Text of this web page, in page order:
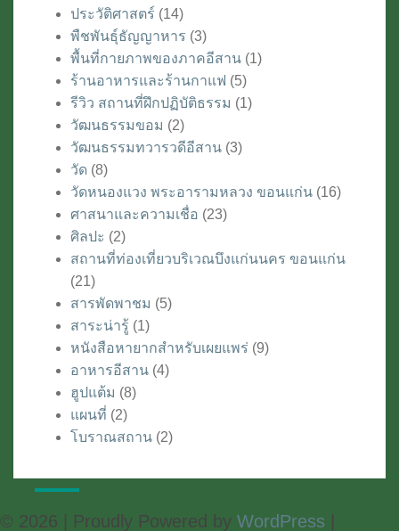
ประวัติศาสตร์ (14)
พืชพันธุ์ธัญญาหาร (3)
พื้นที่กายภาพของภาคอีสาน (1)
ร้านอาหารและร้านกาแฟ (5)
รีวิว สถานที่ฝึกปฏิบัติธรรม (1)
วัฒนธรรมขอม (2)
วัฒนธรรมทวารวดีอีสาน (3)
วัด (8)
วัดหนองแวง พระอารามหลวง ขอนแก่น (16)
ศาสนาและความเชื่อ (23)
ศิลปะ (2)
สถานที่ท่องเที่ยวบริเวณบึงแก่นนคร ขอนแก่น
(21)
สารพัดพาชม (5)
สาระน่ารู้ (1)
หนังสือหายากสำหรับเผยแพร่ (9)
อาหารอีสาน (4)
ฮูปแต้ม (8)
แผนที่ (2)
โบราณสถาน (2)
© 2026 Proudly Powered by WordPress